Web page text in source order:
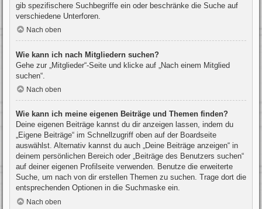
gib spezifischere Suchbegriffe ein oder beschränke die Suche auf
verschiedene Unterforen.
Nach oben
Wie kann ich nach Mitgliedern suchen?
Gehe zur „Mitglieder“-Seite und klicke auf „Nach einem Mitglied
suchen“.
Nach oben
Wie kann ich meine eigenen Beiträge und Themen finden?
Deine eigenen Beiträge kannst du dir anzeigen lassen, indem du
„Eigene Beiträge“ im Schnellzugriff oben auf der Boardseite
auswählst. Alternativ kannst du auch „Deine Beiträge anzeigen“ in
deinem persönlichen Bereich oder „Beiträge des Benutzers suchen“
auf deiner eigenen Profilseite verwenden. Benutze die erweiterte
Suche, um nach von dir erstellen Themen zu suchen. Trage dort die
entsprechenden Optionen in die Suchmaske ein.
Nach oben